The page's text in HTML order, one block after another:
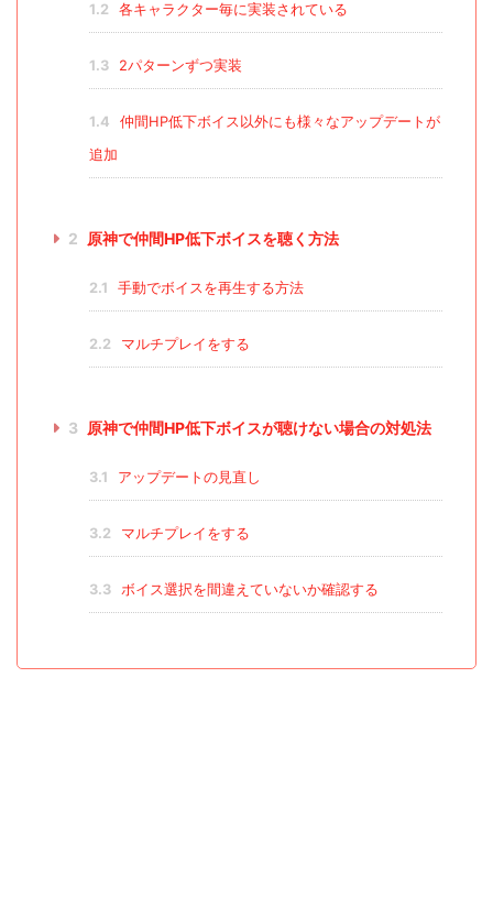
1.2 各キャラクター毎に実装されている
1.3 2パターンずつ実装
1.4
仲間HP低下ボイス以外にも様々なアップデートが
追加
2 原神で仲間HP低下ボイスを聴く方法
2.1 手動でボイスを再生する方法
2.2 マルチプレイをする
3 原神で仲間HP低下ボイスが聴けない場合の対処法
3.1 アップデートの見直し
3.2 マルチプレイをする
3.3 ボイス選択を間違えていないか確認する